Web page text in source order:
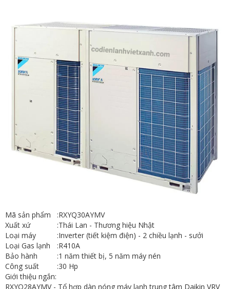
Mã sản phẩm :RXYQ30AYMV
Xuất xứ
:Thái Lan - Thương hiệu Nhật
Loại máy
:Inverter (tiết kiệm điện) - 2 chiều lạnh - sưởi
Loại Gas lạnh
:R410A
Bảo hành
:1 năm thiết bị, 5 năm máy nén
Công suất
:30 Hp
Giới thiệu ngắn:
RXYQ28AYMV - Tổ hợp dàn nóng máy lạnh trung tâm Daikin VRV